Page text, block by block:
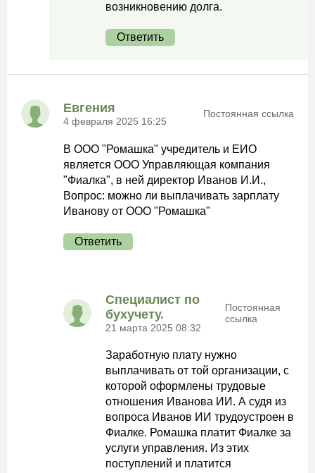
возникновению долга.
Ответить
Евгения
4 февраля 2025 16:25
Постоянная ссылка
В ООО "Ромашка" учредитель и ЕИО
является ООО Управляющая компания
"Фиалка", в ней директор Иванов И.И.,
Вопрос: можно ли выплачивать зарплату
Иванову от ООО "Ромашка"
Ответить
Специалист по
бухучету.
21 марта 2025 08:32
Постоянная
ссылка
Заработную плату нужно
выплачивать от той организации, с
которой оформлены трудовые
отношения Иванова ИИ. А судя из
вопроса Иванов ИИ трудоустроен в
Фиалке. Ромашка платит Фиалке за
услуги управления. Из этих
поступлений и платится